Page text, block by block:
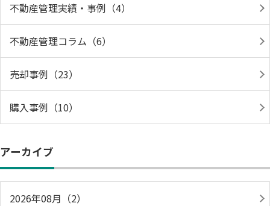
不動産管理実績・事例（4）
不動産管理コラム（6）
売却事例（23）
購入事例（10）
アーカイブ
2026年08月（2）